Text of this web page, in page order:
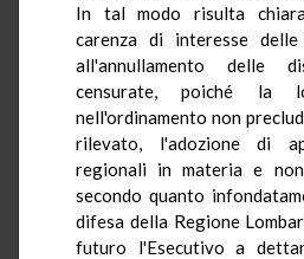
In tal modo risulta
carenza di interesse
all'annullamento delle
censurate, poiché la
nell'ordinamento non
rilevato, l'adozione di
regionali in materia e
secondo quanto
difesa della Regione
futuro l'Esecutivo a